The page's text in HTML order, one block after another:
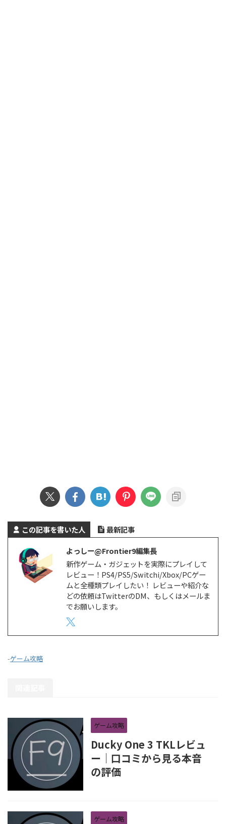
この記事を書いた人
最新記事
よっしー@Frontier9編集長
新作ゲーム・ガジェットを実際にプレイして
レビュー！PS4/PS5/Switchi/Xbox/PCゲー
ムと全種類プレイしたい！ レビューや紹介な
どの依頼はTwitterのDM、もしくはメールま
でお願いします。
-ゲーム攻略
ゲーム攻略
Ducky One 3 TKLレビュ
ー｜口コミから見る本音
の評価
ゲーム攻略